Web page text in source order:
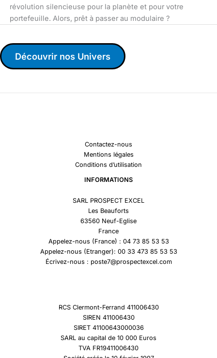
révolution silencieuse pour la planète et pour votre
portefeuille. Alors, prêt à passer au modulaire ?
Découvrir nos Univers
Contactez-nous
Mentions légales
Conditions d’utilisation
INFORMATIONS
SARL PROSPECT EXCEL
Les Beauforts
63560 Neuf-Eglise
France
Appelez-nous (France) : 04 73 85 53 53
Appelez-nous (Etranger): 00 33 473 85 53 53
Écrivez-nous : poste7@prospectexcel.com
RCS Clermont-Ferrand 411006430
SIREN 411006430
SIRET 41100643000036
SARL au capital de 10 000 Euros
TVA FR19411006430